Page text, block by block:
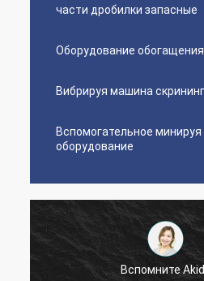
части дробилки запасные
Оборудование
Вибрируя машина
Вспомогательное
оборудование
Хосе Энтони